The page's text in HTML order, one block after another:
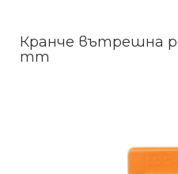
Кранче вътрешна
mm